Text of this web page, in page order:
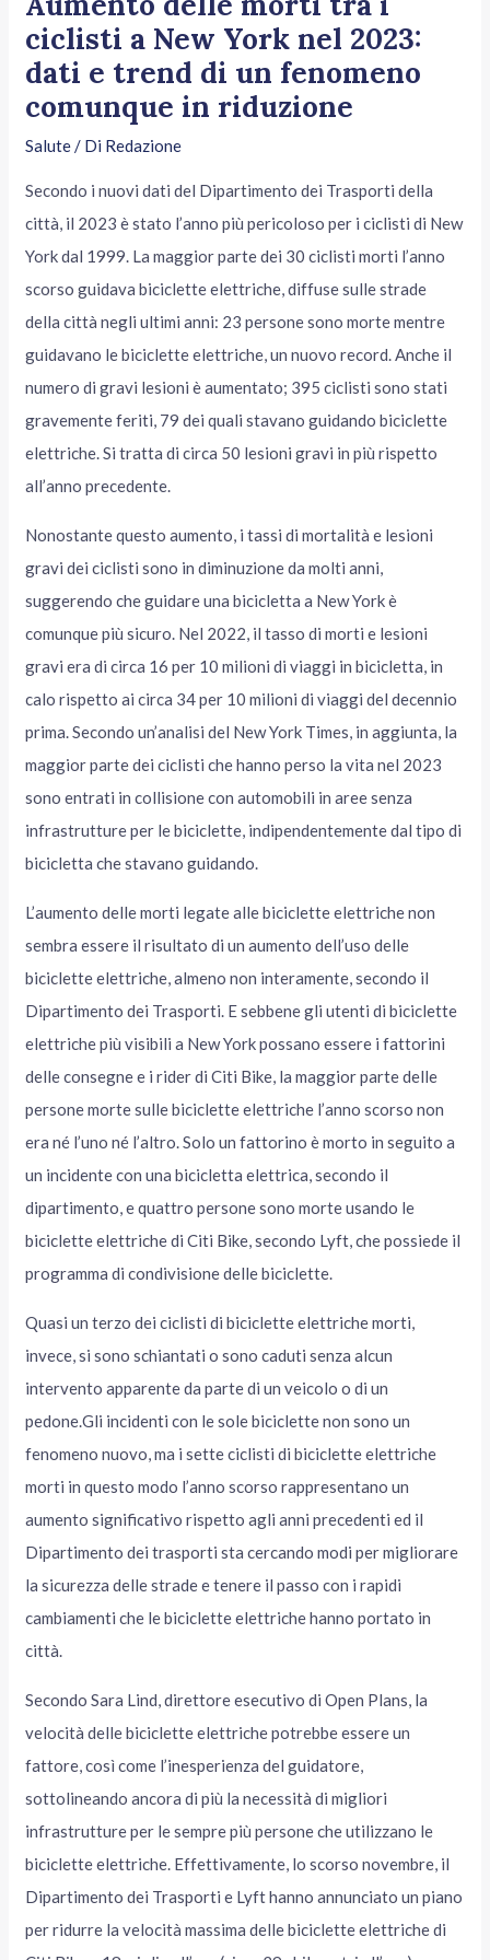
ciclisti a New York nel 2023:
dati e trend di un fenomeno
comunque in riduzione
Salute/ Di Redazione
Secondo i nuovi dati del Dipartimento dei Trasporti della
città, il 2023 è stato l’anno più pericoloso per i ciclisti di New
York dal 1999. La maggior parte dei 30 ciclisti morti l’anno
scorso guidava biciclette elettriche, diffuse sulle strade
della città negli ultimi anni: 23 persone sono morte mentre
guidavano le biciclette elettriche, un nuovo record. Anche il
numero di gravi lesioni è aumentato; 395 ciclisti sono stati
gravemente feriti, 79 dei quali stavano guidando biciclette
elettriche. Si tratta di circa 50 lesioni gravi in più rispetto
all’anno precedente.
Nonostante questo aumento, i tassi di mortalità e lesioni
gravi dei ciclisti sono in diminuzione da molti anni,
suggerendo che guidare una bicicletta a New York è
comunque più sicuro. Nel 2022, il tasso di morti e lesioni
gravi era di circa 16 per 10 milioni di viaggi in bicicletta, in
calo rispetto ai circa 34 per 10 milioni di viaggi del decennio
prima. Secondo un’analisi del New York Times, in aggiunta, la
maggior parte dei ciclisti che hanno perso la vita nel 2023
sono entrati in collisione con automobili in aree senza
infrastrutture per le biciclette, indipendentemente dal tipo di
bicicletta che stavano guidando.
L’aumento delle morti legate alle biciclette elettriche non
sembra essere il risultato di un aumento dell’uso delle
biciclette elettriche, almeno non interamente, secondo il
Dipartimento dei Trasporti. E sebbene gli utenti di biciclette
elettriche più visibili a New York possano essere i fattorini
delle consegne e i rider di Citi Bike, la maggior parte delle
persone morte sulle biciclette elettriche l’anno scorso non
era né l’uno né l’altro. Solo un fattorino è morto in seguito a
un incidente con una bicicletta elettrica, secondo il
dipartimento, e quattro persone sono morte usando le
biciclette elettriche di Citi Bike, secondo Lyft, che possiede il
programma di condivisione delle biciclette.
Quasi un terzo dei ciclisti di biciclette elettriche morti,
invece, si sono schiantati o sono caduti senza alcun
intervento apparente da parte di un veicolo o di un
pedone.Gli incidenti con le sole biciclette non sono un
fenomeno nuovo, ma i sette ciclisti di biciclette elettriche
morti in questo modo l’anno scorso rappresentano un
aumento significativo rispetto agli anni precedenti ed il
Dipartimento dei trasporti sta cercando modi per migliorare
la sicurezza delle strade e tenere il passo con i rapidi
cambiamenti che le biciclette elettriche hanno portato in
città.
Secondo Sara Lind, direttore esecutivo di Open Plans, la
velocità delle biciclette elettriche potrebbe essere un
fattore, così come l’inesperienza del guidatore,
sottolineando ancora di più la necessità di migliori
infrastrutture per le sempre più persone che utilizzano le
biciclette elettriche. Effettivamente, lo scorso novembre, il
Dipartimento dei Trasporti e Lyft hanno annunciato un piano
per ridurre la velocità massima delle biciclette elettriche di